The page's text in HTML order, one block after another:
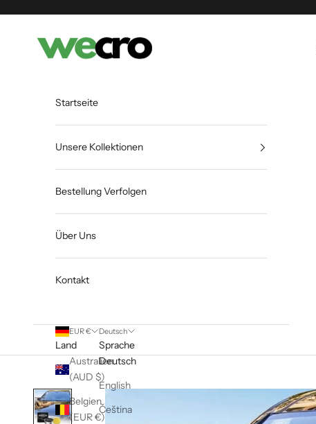
Shopwecro
Startseite
Unsere Kollektionen
Bestellung Verfolgen
Über Uns
Kontakt
EUR €
Land
Australien
(AUD $)
Belgien
(EUR €)
Deutsch
Sprache
Deutsch
English
Čeština